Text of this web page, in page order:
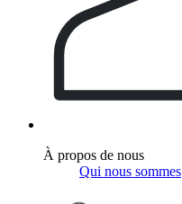
À propos de nous
Qui nous sommes